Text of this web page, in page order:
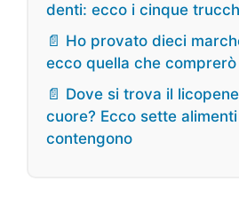
denti: ecco i cinque
📄 Ho provato dieci
ecco quella che
📄 Dove si trova il
cuore? Ecco sette
contengono